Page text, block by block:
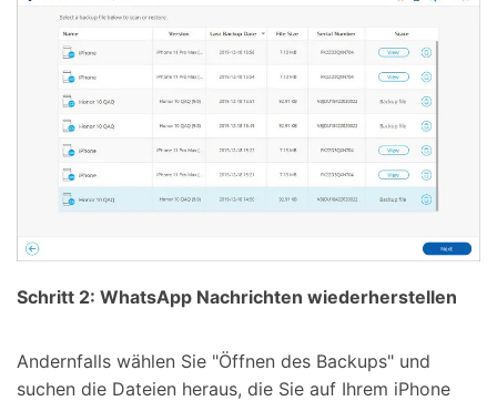
Schritt 2: WhatsApp Nachrichten wiederherstellen
Andernfalls wählen Sie "Öffnen des Backups" und
suchen die Dateien heraus, die Sie auf Ihrem iPhone